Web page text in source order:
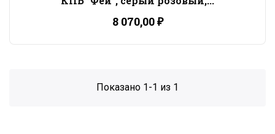
8 070,00 ₽
Показано 1-1 из 1